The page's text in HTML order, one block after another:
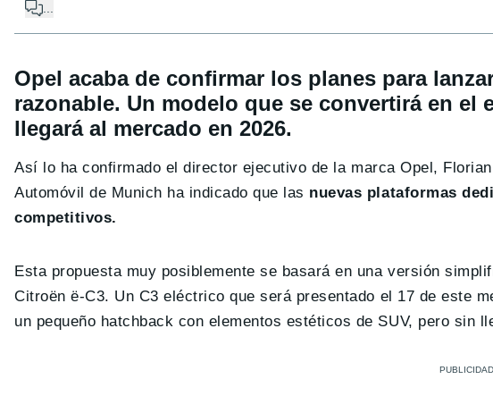
Opel acaba de confirmar los planes para
razonable. Un modelo que se convertirá en el
llegará al mercado en 2026.
Así lo ha confirmado el director ejecutivo de la marca Opel,
Automóvil de Munich ha indicado que las nuevas plataformas
competitivos.
Esta propuesta muy posiblemente se basará en una versión
Citroën ë-C3. Un C3 eléctrico que será presentado el 17 de este
un pequeño hatchback con elementos estéticos de SUV, pero sin